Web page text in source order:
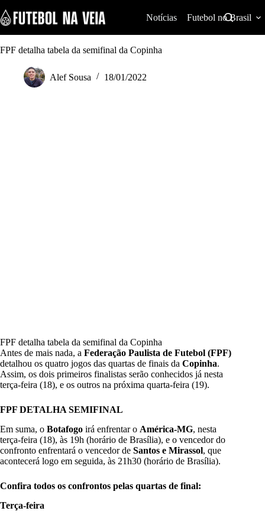
k
i
p
t
Notícias Futebol no Brasil
FPF detalha tabela da semifinal da Copinha
Alef Sousa 18/01/2022
FPF detalha tabela da semifinal da Copinha
Antes de mais nada, a Federação Paulista de Futebol (FPF)
detalhou os quatro jogos das quartas de finais da Copinha.
Assim, os dois primeiros finalistas serão conhecidos já nesta
terça-feira (18), e os outros na próxima quarta-feira (19).
FPF DETALHA SEMIFINAL
Em suma, o Botafogo irá enfrentar o América-MG, nesta
terça-feira (18), às 19h (horário de Brasília), e o vencedor do
confronto enfrentará o vencedor de Santos e Mirassol, que
acontecerá logo em seguida, às 21h30 (horário de Brasília).
Confira todos os confrontos pelas quartas de final:
Terça-feira